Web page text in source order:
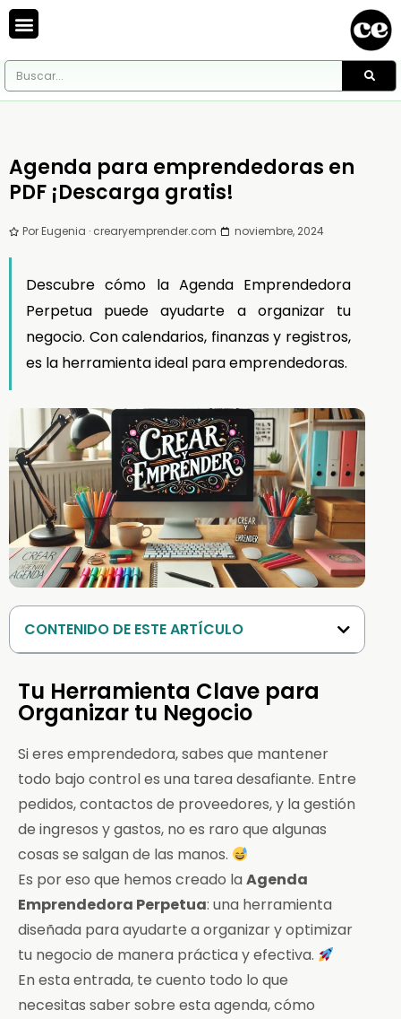
Agenda para emprendedoras en
PDF ¡Descarga gratis!
Por Eugenia · crearyemprender.com · noviembre, 2024
Descubre cómo la Agenda Emprendedora
Perpetua puede ayudarte a organizar tu
negocio. Con calendarios, finanzas y registros,
es la herramienta ideal para emprendedoras.
CONTENIDO DE ESTE ARTÍCULO
Tu Herramienta Clave para
Organizar tu Negocio
Si eres emprendedora, sabes que mantener
todo bajo control es una tarea desafiante. Entre
pedidos, contactos de proveedores, y la gestión
de ingresos y gastos, no es raro que algunas
cosas se salgan de las manos.
Es por eso que hemos creado la Agenda
Emprendedora Perpetua: una herramienta
diseñada para ayudarte a organizar y optimizar
tu negocio de manera práctica y efectiva.
En esta entrada, te cuento todo lo que
necesitas saber sobre esta agenda, cómo